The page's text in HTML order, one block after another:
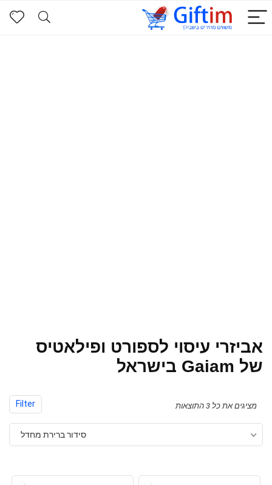
אביזרי עיסוי לספורט ופילאטיס
של Gaiam בישראל
Filter מציגים את כל ⁦3⁩ התוצאות
סידור ברירת מחדל